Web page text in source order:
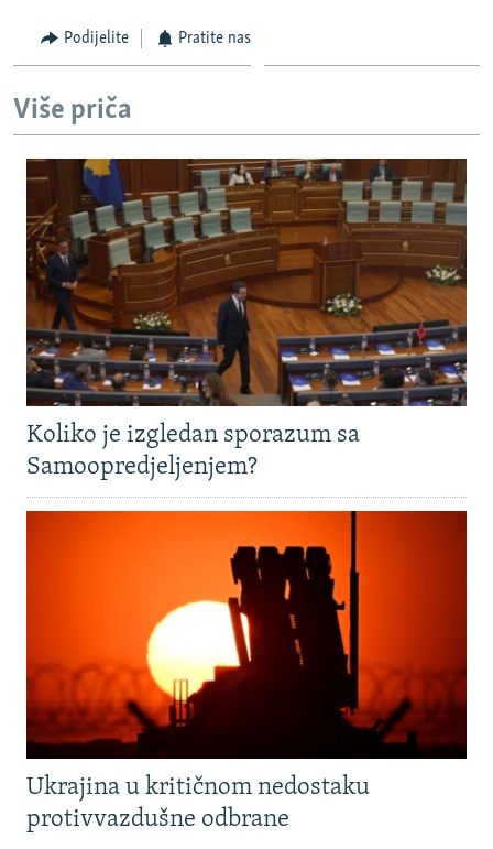
Podijelite Pratite nas
Više priča
Koliko je izgledan sporazum sa
Samoopredjeljenjem?
Ukrajina u kritičnom nedostaku
protivvazdušne odbrane